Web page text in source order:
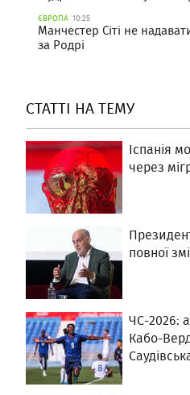
ЄВРОПА 10:25
Манчестер Сіті не
за Родрі
СТАТТІ НА ТЕМУ
Іспанія
через
повної
ЧС-2026:
Кабо-